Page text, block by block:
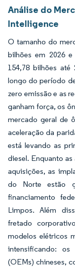
Análise do
Intelligence
O tamanho do
bilhões em 2026
154,78 bilhões
longo do período
zero emissão e as
ganham força, os
mercado geral de
aceleração da
está levando as
diesel. Enquanto
aquisições, as
do Norte estão
financiamento
Limpos. Além
fretado
modelos elétricos
intensificando: os
(OEMs) chineses,